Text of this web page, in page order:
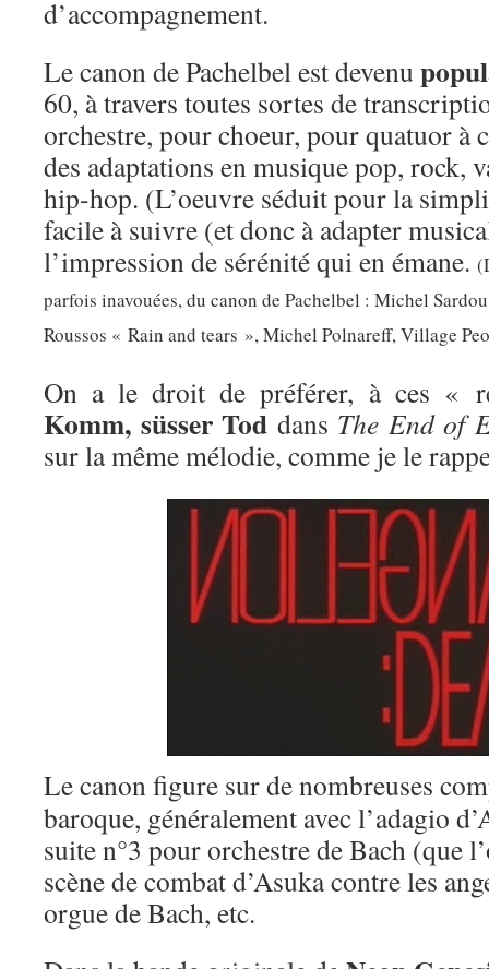
d’accompagnement.
Le canon de Pachelbel est devenu
60, à travers toutes sortes de
orchestre, pour choeur, pour quatuor à
des adaptations en musique pop, rock,
hip-hop. (L’oeuvre séduit pour la
facile à suivre (et donc à adapter
l’impression de sérénité qui en émane.
parfois inavouées, du canon de Pachelbel : Michel
Roussos « Rain and tears », Michel Polnareff, Village
On a le droit de préférer, à ces «
Komm, süsser Tod dans The End of
sur la même mélodie, comme je le
Le canon figure sur de nombreuses
baroque, généralement avec l’adagio
suite n°3 pour orchestre de Bach (que
scène de combat d’Asuka contre les
orgue de Bach, etc.